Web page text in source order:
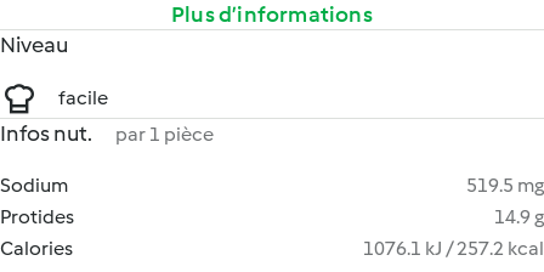
Plus d’informations
Niveau
facile
Infos nut. par 1 pièce
Sodium
519.5 mg
Protides
14.9 g
Calories
1076.1 kJ / 257.2 kcal